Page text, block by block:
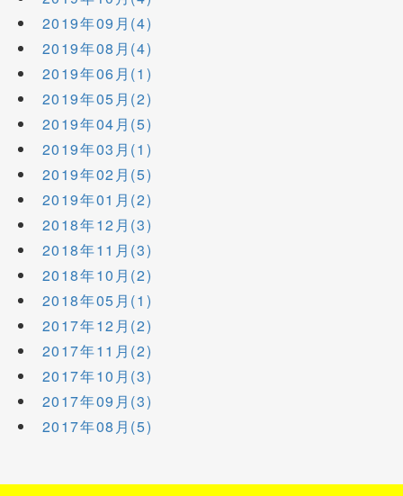
2019年09月(4)
2019年08月(4)
2019年06月(1)
2019年05月(2)
2019年04月(5)
2019年03月(1)
2019年02月(5)
2019年01月(2)
2018年12月(3)
2018年11月(3)
2018年10月(2)
2018年05月(1)
2017年12月(2)
2017年11月(2)
2017年10月(3)
2017年09月(3)
2017年08月(5)